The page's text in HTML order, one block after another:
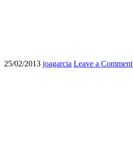
25/02/2013 joagarcia Leave a Comment